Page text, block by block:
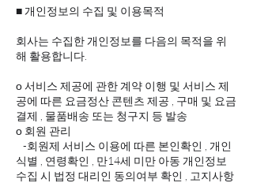
■ 개인정보의 수집 및 이용목적
회사는 수집한 개인정보를 다음의 목적을 위
해 활용합니다.
ο 서비스 제공에 관한 계약 이행 및 서비스 제
공에 따른 요금정산 콘텐츠 제공 , 구매 및 요금
결제 , 물품배송 또는 청구지 등 발송
ο 회원 관리
-회원제 서비스 이용에 따른 본인확인 , 개인
식별 , 연령확인 , 만14세 미만 아동 개인정보
수집 시 법정 대리인 동의여부 확인 , 고지사항